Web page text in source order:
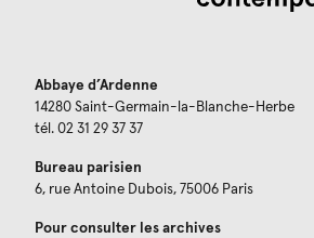
Abbaye d’Ardenne
14280 Saint-Germain-la-Blanche-Herbe
tél. 02 31 29 37 37
Bureau parisien
6, rue Antoine Dubois, 75006 Paris
Pour consulter les archives